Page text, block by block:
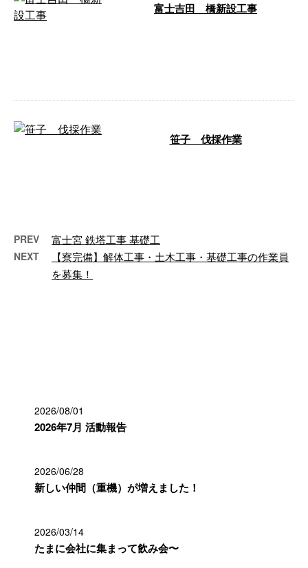
富士吉田 橋新設工事
笹子 伐採作業
PREV 富士宮 鉄塔工事 基礎工
NEXT
【寮完備】解体工事・土木工事・基礎工事の作業員
を募集！
2026/08/01
2026年7月 活動報告
2026/06/28
新しい仲間（重機）が増えました！
2026/03/14
たまに会社に集まって飲み会〜